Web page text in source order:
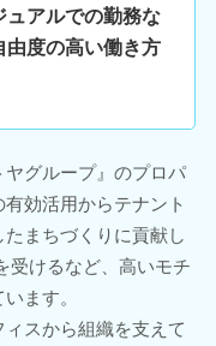
ュアルでの勤務な
由度の高い働き方
グループ』のプロパ
効活用からテナント
まちづくりに貢献し
受けるなど、高いモチ
ます。
スから組織を支えて